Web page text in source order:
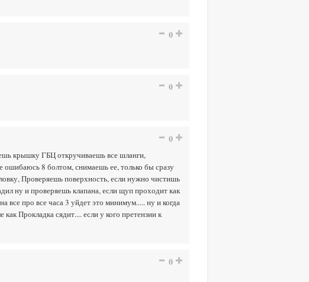
0
0
0
крышку ГБЦ откручиваешь все шланги,
ошибаюсь 8 болтом, снимаешь ее, только бы сразу
Проверяешь поверхность, если нужно чистишь
ну и проверяешь клапана, если щуп проходит как
все про все часа 3 уйдет это минимум..... ну и когда
Прокладка сядит.... если у кого претензии к
0